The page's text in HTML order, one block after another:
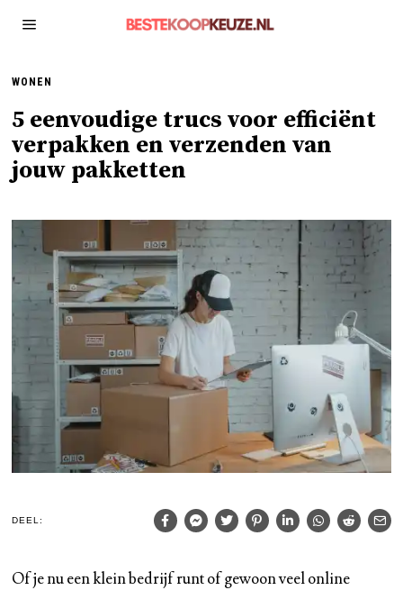
WONEN
5 eenvoudige trucs voor efficiënt
verpakken en verzenden van
jouw pakketten
DEEL:
Of je nu een klein bedrijf runt of gewoon veel online